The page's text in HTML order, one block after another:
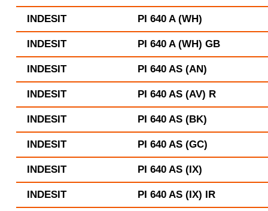
INDESIT PI 640 A (WH)
INDESIT PI 640 A (WH) GB
INDESIT PI 640 AS (AN)
INDESIT PI 640 AS (AV) R
INDESIT PI 640 AS (BK)
INDESIT PI 640 AS (GC)
INDESIT PI 640 AS (IX)
INDESIT PI 640 AS (IX) IR